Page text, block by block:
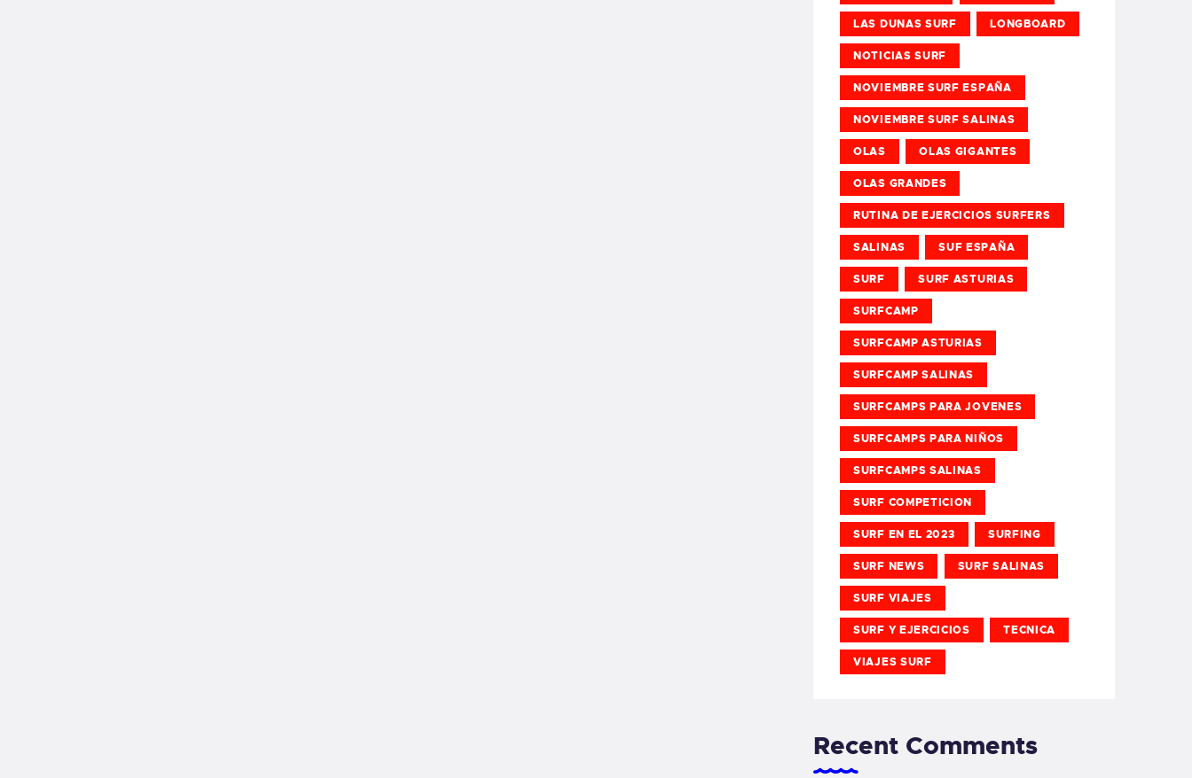
LAS DUNAS SURF LONGBOARD
NOTICIAS SURF
NOVIEMBRE SURF ESPAÑA
NOVIEMBRE SURF SALINAS
OLAS OLAS GIGANTES
OLAS GRANDES
RUTINA DE EJERCICIOS SURFERS
SALINAS SUF ESPAÑA
SURF SURF ASTURIAS
SURFCAMP
SURFCAMP ASTURIAS
SURFCAMP SALINAS
SURFCAMPS PARA JOVENES
SURFCAMPS PARA NIÑOS
SURFCAMPS SALINAS
SURF COMPETICION
SURF EN EL 2023 SURFING
SURF NEWS SURF SALINAS
SURF VIAJES
SURF Y EJERCICIOS TECNICA
VIAJES SURF
Recent Comments